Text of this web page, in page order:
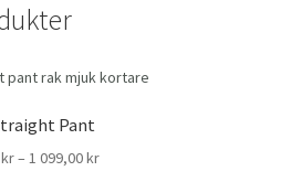
Pant
kr– 1 099,00krPrisintervall: